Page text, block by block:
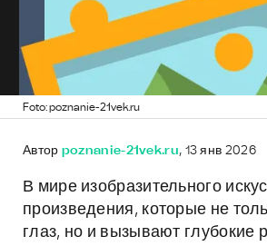
Foto: poznanie-21vek.ru
Автор poznanie-21vek.ru, 13 янв 2026
В мире изобразительного
произведения, которые не
глаз, но и вызывают глубокие